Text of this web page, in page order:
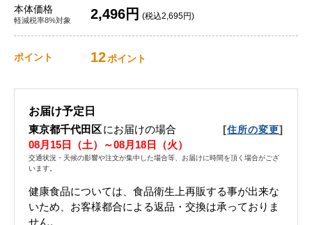
本体価格
軽減税率8%対象 2,496円 (税込2,695円)
ポイント 12ポイント
お届け予定日
東京都千代田区にお届けの場合 [住所の変更]
08月15日（土）～08月18日（火）
交通状況・天候の影響や注文が集中した場合等、お届けに時間を頂く場合がござ
います。
健康食品については、食品衛生上再販する事が出来な
いため、お客様都合による返品・交換は承っておりま
せん。